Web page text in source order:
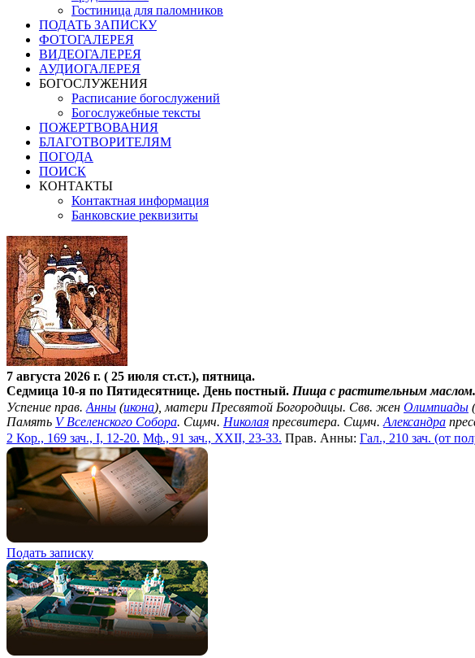
Гостиница для паломников
ПОДАТЬ ЗАПИСКУ
ФОТОГАЛЕРЕЯ
ВИДЕОГАЛЕРЕЯ
АУДИОГАЛЕРЕЯ
БОГОСЛУЖЕНИЯ
Расписание богослужений
Богослужебные тексты
ПОЖЕРТВОВАНИЯ
БЛАГОТВОРИТЕЛЯМ
ПОГОДА
ПОИСК
КОНТАКТЫ
Контактная информация
Банковские реквизиты
7 августа 2026 г. ( 25 июля ст.ст.), пятница.
Седмица 10-я по Пятидесятнице. День постный. Пища с растительным маслом.
Успение прав. Анны (икона), матери Пресвятой Богородицы. Свв. жен Олимпиады (
Память V Вселенского Собора. Сщмч. Николая пресвитера. Сщмч. Александра
2 Кор., 169 зач., I, 12-20. Мф., 91 зач., XXII, 23-33. Прав. Анны: Гал., 210 зач. (от
Подать записку